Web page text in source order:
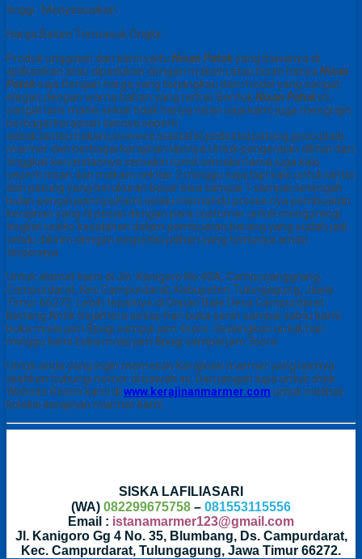
tinggi : Menyesuaikan
Harga Belum Termasuk Ongkir
Produk unggulan dari kami yaitu Nisan Patokyang biasanya di
aplikasikan atau dipadukan dengan makam,atau bisan hanya Nisan
Patoksaja.Dengan harga yang terjangkau dan model yang sangat
elegan,dengan warna bahan yang netral. Bentuk Nisan Patokini
sangat laris manis sekali tidak hanya nisan saja kami juga mengrajin
berbagai kerajinan lainnya seperti
asbak,lantai,makam,souvenir,wastafel,pedestal,patung,gucci,piala
marmer dan berbagai kerajinan lainnya.Untuk pengerjaan dilihat dari
tinggkat kerumitannya semakin rumit semakin lama juga kalo
seperti nisan dan makam sekitar 2 minggu saja,tapi kalo untuk lantai
dan patung yang berukuran besar bisa sampai 1 sampai setengah
bulan pengerjaannya.Kami selalu memandu proses nya pembuatan
kerajinan yang di pesan dengan para customer untuk mengurangi
tingkat resiko kesalahan dalam pembuatan,barang yang sudah jadi
selalu dikirim dengan exspedisi pilihan yang tentunya aman
terpecaya.
Untuk alamat kami di Jln. Kanigoro No.40A, Campurjanggrang,
Campurdarat, Kec.Campurdarat, Kabupaten Tulungagung, Jawa
Timur 66272. Lebih tepatnya di Depan Bale Desa Campurdarat.
Bintang Antik Sejahtera setiap hari buka senin sampai sabtu kami
buka mulai jam 8pagi sampai jam 4sore. Sedangkan untuk hari
minggu kami buka mulai jam 8pagi sampai jam 3sore.
Untuk anda yang ingin memesan Kerajinan marmer yang lainnya
silahkan hubungi nomor di bawah ini. Dan jangan lupa untuk chek
Website Resmi kami di www.kerajinanmarmer.com untuk melihat
koleksi kerajinan marmer kami .
SISKA LAFILIASARI
(WA) 082299675758 – 081553115556
Email : istanamarmer123@gmail.com
Jl. Kanigoro Gg 4 No. 35, Blumbang, Ds. Campurdarat,
Kec. Campurdarat, Tulungagung, Jawa Timur 66272.